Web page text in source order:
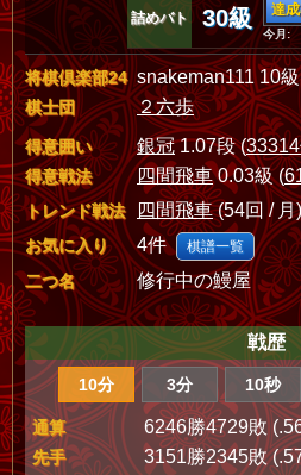
詰めバト 30級 達
今月:
将棋倶楽部24 snakeman111 10級
棋士団 ２六歩
得意囲い 銀冠1.07段 (
得意戦法 四間飛車0.03級 (
トレンド戦法 四間飛車(54回 / 月)
お気に入り 4件 棋譜一覧
二つ名 修行中の鰻屋
戦歴
10分 3分 10秒
通算 6246勝4729敗
先手 3151勝2345敗